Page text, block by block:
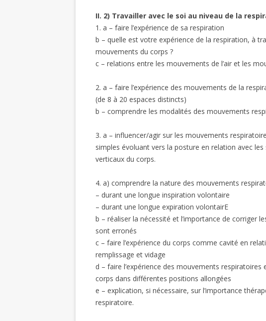
II. 2) Travailler avec le soi au niveau de la
1. a – faire l’expérience de sa respiration
b – quelle est votre expérience de la respiration, à
mouvements du corps ?
c – relations entre les mouvements de l’air et les
2. a – faire l’expérience des mouvements de la
(de 8 à 20 espaces distincts)
b – comprendre les modalités des mouvements
3. a – influencer/agir sur les mouvements
simples évoluant vers la posture en relation avec
verticaux du corps.
4. a) comprendre la nature des mouvements
– durant une longue inspiration volontaire
– durant une longue expiration volontairE
b – réaliser la nécessité et l’importance de corriger
sont erronés
c – faire l’expérience du corps comme cavité en
remplissage et vidage
d – faire l’expérience des mouvements respiratoires
corps dans différentes positions allongées
e – explication, si nécessaire, sur l’importance
respiratoire.